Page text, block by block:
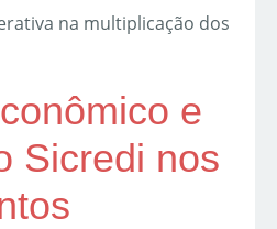
na multiplicação dos
e
Sicredi nos